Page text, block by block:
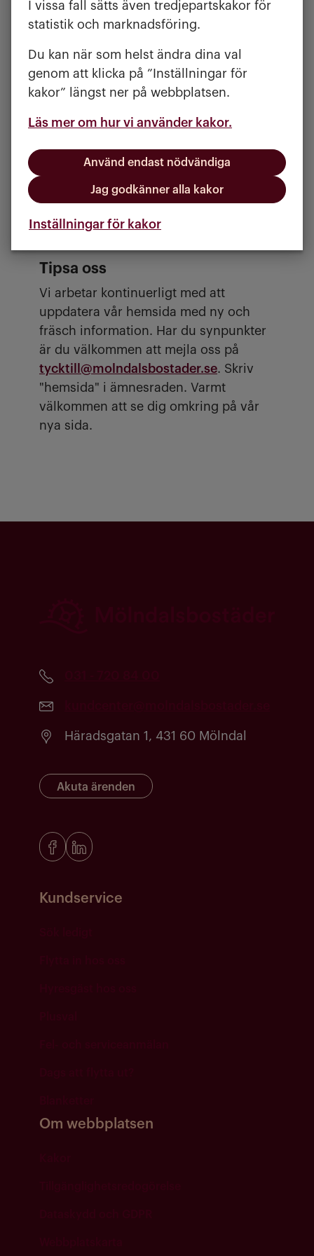
I vissa fall sätts även tredjepartskakor för
statistik och marknadsföring.
Du kan när som helst ändra dina val
genom att klicka på ”Inställningar för
kakor” längst ner på webbplatsen.
Läs mer om hur vi använder kakor.
Använd endast nödvändiga
Jag godkänner alla kakor
Inställningar för kakor
Kundservice
genom hela boendeprocessen från
inflyttning till utflyttning och allt
däremellan. Du hittar information om
utemiljöer, hur du hanterar ett stopp i
avloppet och vilka regler som gäller för
dig och dina grannar med mera. Här
visar vi aktuell driftinformation, hur du
telefontider och kontaktuppgifter.
Tipsa oss
Vi arbetar kontinuerligt med att
uppdatera vår hemsida med ny och
fräsch information. Har du synpunkter
är du välkommen att mejla oss på
tycktill@molndalsbostader.se. Skriv
"hemsida" i ämnesraden. Varmt
välkommen att se dig omkring på vår
nya sida.
Häradsgatan 1, 431 60 Mölndal
Akuta ärenden
Kundservice
Om webbplatsen